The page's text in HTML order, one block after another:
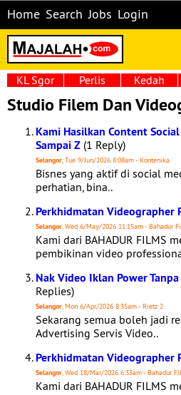
Home Search Jobs Login
KL Sgor Perlis Kedah
Studio Filem Dan
Kami Hasilkan Content
Sampai Z (1 Reply)
Selangor, Tue 9/Jun/2026 8:08am - Kontenika
Bisnes yang aktif di social
perhatian, bina..
Perkhidmatan Videographer
Selangor, Wed 6/May/2026 11:15am - Bahadur
Kami dari BAHADUR FILMS
pembikinan video
Nak Video Iklan Power
Replies)
Selangor, Mon 6/Apr/2026 8:35am - Rietz 2
Sekarang semua boleh jadi
Advertising Servis Video..
Perkhidmatan Videographer
Selangor, Wed 18/Mar/2026 6:33am - Bahadur
Kami dari BAHADUR FILMS